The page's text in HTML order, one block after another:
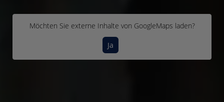
Möchten Sie externe Inhalte von GoogleMaps laden?
Ja